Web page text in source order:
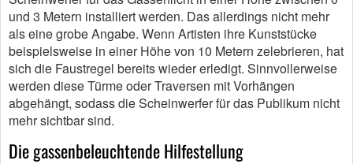
und 3 Metern installiert werden. Das allerdings nicht mehr
als eine grobe Angabe. Wenn Artisten ihre Kunststücke
beispielsweise in einer Höhe von 10 Metern zelebrieren, hat
sich die Faustregel bereits wieder erledigt. Sinnvollerweise
werden diese Türme oder Traversen mit Vorhängen
abgehängt, sodass die Scheinwerfer für das Publikum nicht
mehr sichtbar sind.
Die gassenbeleuchtende Hilfestellung